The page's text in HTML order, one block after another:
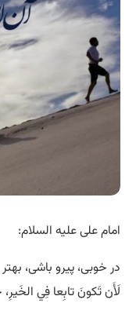
امام علی علیه السلام:
در خوبى، پيرو باشى،
لَأَن تَكونَ تابِعا فِي